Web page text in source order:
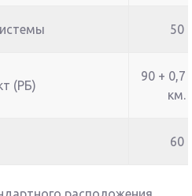
50
(РБ)
90 + 0,7
км.
60